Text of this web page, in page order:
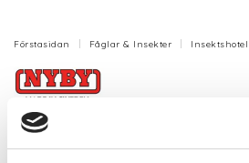
Förstasidan Fåglar & Insekter
Insektshotell 19x9x28 cm
Insektshotell för att främja den